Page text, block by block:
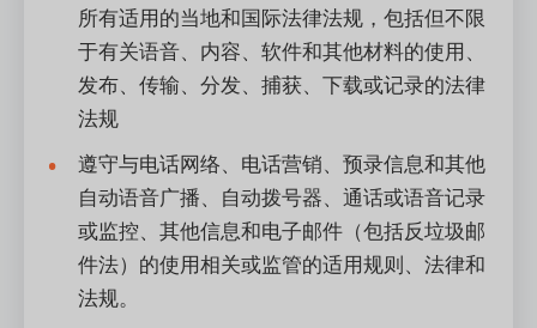
所有适用的当地和国际法律法规，包括但不限
于有关语音、内容、软件和其他材料的使用、
发布、传输、分发、捕获、下载或记录的法律
法规
遵守与电话网络、电话营销、预录信息和其他
自动语音广播、自动拨号器、通话或语音记录
或监控、其他信息和电子邮件（包括反垃圾邮
件法）的使用相关或监管的适用规则、法律和
法规。